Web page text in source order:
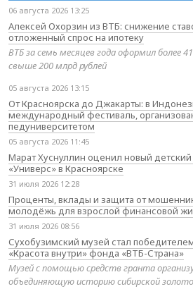
06 августа 2026 13:25
Алексей Охорзин из ВТБ: снижение
отложенный спрос на ипотеку
ВТБ за семь месяцев года оформил более
свыше 200 млрд рублей
05 августа 2026 13:15
От Красноярска до Джакарты: в
международный фестиваль,
педуниверситетом
05 августа 2026 11:45
Марат Хуснуллин оценил новый
«Универс» в Красноярске
31 июля 2026 12:28
Проценты, вклады и защита от
молодёжь для взрослой финансовой
31 июля 2026 08:56
Сухобузимский музей стал
«Красота внутри» фонда «ВТБ-Страна»
Музей с помощью средств гранта
объединяющую историю сибирской